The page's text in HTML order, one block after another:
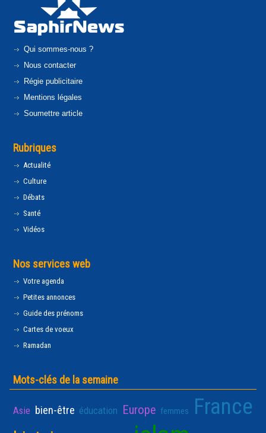
Qui sommes-nous ?
Nous contacter
Régie publicitaire
Mentions légales
Soumettre article
Rubriques
Actualité
Culture
Débats
Santé
Vidéos
Nos services web
Votre agenda
Petites annonces
Guide des prénoms
Cartes de voeux
Ramadan
Mots-clés de la semaine
Asie bien-être éducation Europe femmes France